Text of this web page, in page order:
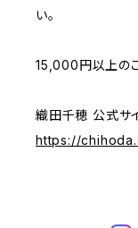
い。
15,000円以上の
織田千穂 公式サ
https://